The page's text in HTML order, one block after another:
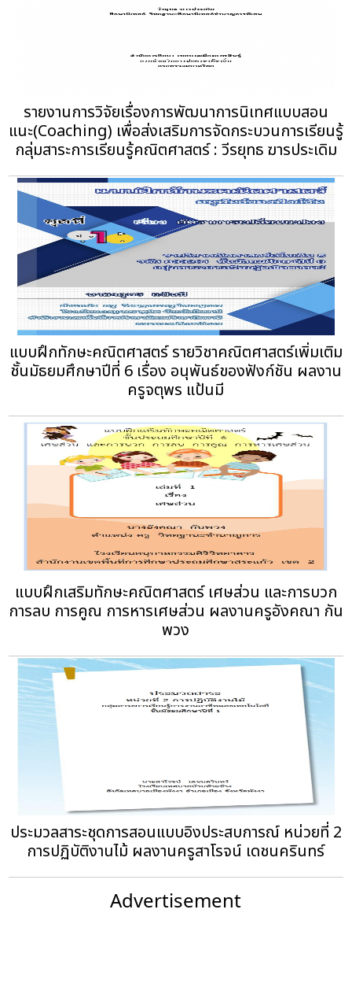
รายงานการวิจัยเรื่องการพัฒนาการนิเทศแบบสอน
แนะ(Coaching) เพื่อส่งเสริมการจัดกระบวนการเรียนรู้
กลุ่มสาระการเรียนรู้คณิตศาสตร์ : วีรยุทธ ฆารประเดิม
แบบฝึกทักษะคณิตศาสตร์ รายวิชาคณิตศาสตร์เพิ่มเติม
ชั้นมัธยมศึกษาปีที่ 6 เรื่อง อนุพันธ์ของฟังก์ชัน ผลงาน
ครูจตุพร แป้นมี
แบบฝึกเสริมทักษะคณิตศาสตร์ เศษส่วน และการบวก
การลบ การคูณ การหารเศษส่วน ผลงานครูอังคณา กัน
พวง
ประมวลสาระชุดการสอนแบบอิงประสบการณ์ หน่วยที่ 2
การปฏิบัติงานไม้ ผลงานครูสาโรจน์ เดชนครินทร์
Advertisement